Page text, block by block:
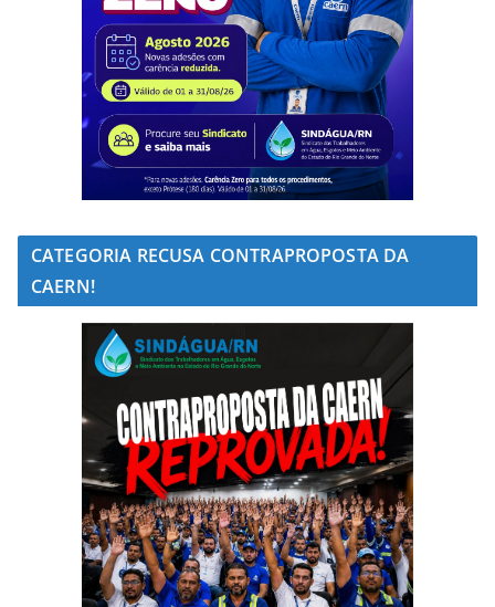
CATEGORIA RECUSA CONTRAPROPOSTA DA
CAERN!